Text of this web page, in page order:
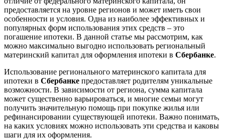
предоставляется на уровне регионов и может иметь свои
особенности и условия. Одна из наиболее эффективных и
популярных форм использования этих средств – это
погашение ипотеки. В данной статье мы рассмотрим, как
можно максимально выгодно использовать региональный
материнский капитал для оформления ипотеки в Сбербанке.
Использование регионального материнского капитала для
ипотеки в Сбербанке предоставляет родителям уникальные
возможности. В зависимости от региона, сумма капитала
может существенно варьироваться, и многие семьи могут
получить значительную помощь при покупке жилья или
рефинансировании существующей ипотеки. Важно понимать,
на каких условиях можно использовать эти средства и каковы
шаги для их оформления.